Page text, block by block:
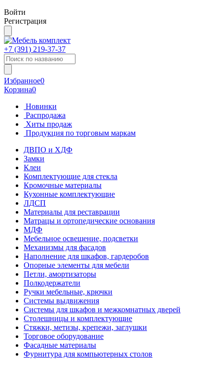
Войти
Регистрация
+7 (391) 219-37-37
Избранное0
Корзина0
Новинки
Распродажа
Хиты продаж
Продукция по торговым маркам
ДВПО и ХДФ
Замки
Клеи
Комплектующие для стекла
Кромочные материалы
Кухонные комплектующие
ЛДСП
Материалы для реставрации
Матрацы и ортопедические основания
МДФ
Мебельное освещение, подсветки
Механизмы для фасадов
Наполнение для шкафов, гардеробов
Опорные элементы для мебели
Петли, амортизаторы
Полкодержатели
Ручки мебельные, крючки
Системы выдвижения
Системы для шкафов и межкомнатных дверей
Столешницы и комплектующие
Стяжки, метизы, крепежи, заглушки
Торговое оборудование
Фасадные материалы
Фурнитура для компьютерных столов